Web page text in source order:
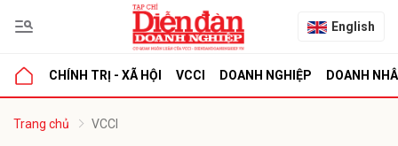
English
CHÍNH TRỊ - XÃ HỘI VCCI DOANH NGHIỆP DOANH
Trang chủ VCCI
luận